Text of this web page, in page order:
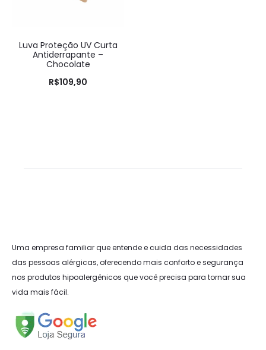
Luva Proteção UV Curta
Antiderrapante –
Chocolate
R$109,90
Uma empresa familiar que entende e cuida das necessidades
das pessoas alérgicas, oferecendo mais conforto e segurança
nos produtos hipoalergênicos que você precisa para tornar sua
vida mais fácil.